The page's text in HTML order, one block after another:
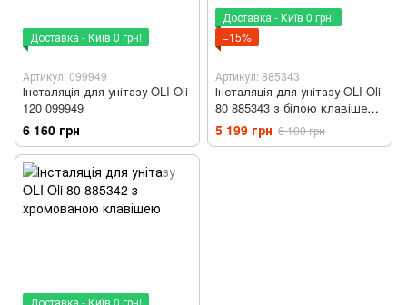
Доставка - Київ 0 грн!
Артикул: 099949
Інсталяція для унітазу OLI Oli
120 099949
6 160 грн
Доставка - Київ 0 грн!
−15%
Артикул: 885343
Інсталяція для унітазу OLI Oli
80 885343 з білою клавішею
Iplate 670001
5 199 грн 6 100 грн